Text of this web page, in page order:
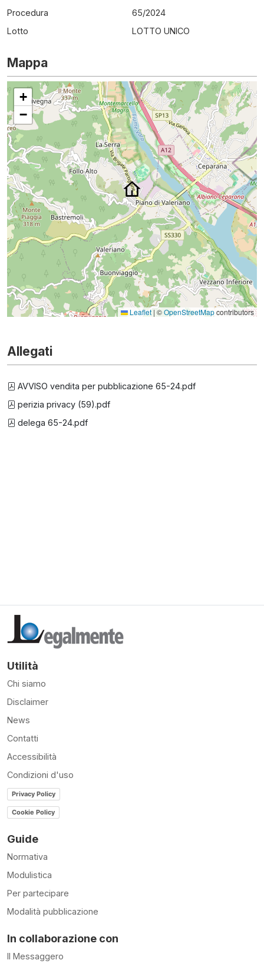
Procedura
65/2024
Lotto
LOTTO UNICO
Mappa
+
−
Leaflet | ©OpenStreetMapcontributors
Allegati
AVVISO vendita per pubblicazione 65-24.pdf
perizia privacy (59).pdf
delega 65-24.pdf
Utilità
Chi siamo
Disclaimer
News
Contatti
Accessibilità
Condizioni d'uso
Privacy Policy
Cookie Policy
Guide
Normativa
Modulistica
Per partecipare
Modalità pubblicazione
In collaborazione con
Il Messaggero